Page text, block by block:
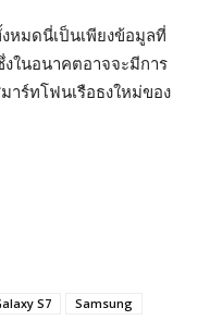
หมดนี่เป็นเพียงข้อมูลที่
ในอนาคตอาจจะมีการ
าร์ทโฟนเรือธงใหม่ของ
S7
Samsung